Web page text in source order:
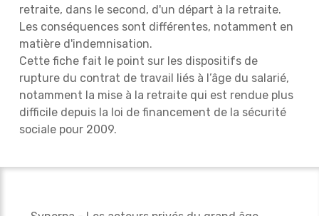
retraite, dans le second, d'un départ à la retraite.
Les conséquences sont différentes, notamment en
matière d'indemnisation.
Cette fiche fait le point sur les dispositifs de
rupture du contrat de travail liés à l’âge du salarié,
notamment la mise à la retraite qui est rendue plus
difficile depuis la loi de financement de la sécurité
sociale pour 2009.